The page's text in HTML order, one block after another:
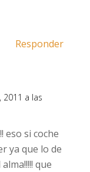
Responder
2011 a las
eso si coche
ya que lo de
que